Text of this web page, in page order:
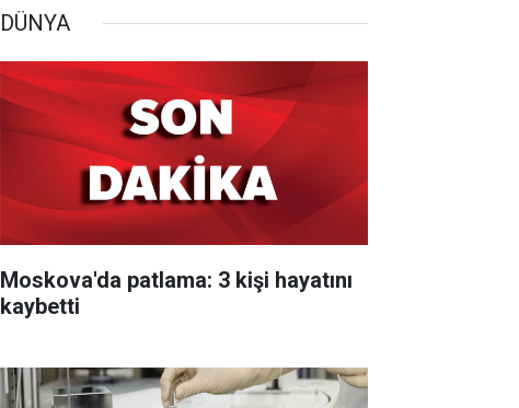
DÜNYA
Moskova'da patlama: 3 kişi hayatını
kaybetti